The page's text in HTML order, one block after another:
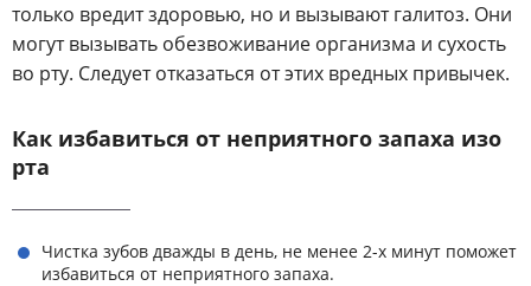
только вредит здоровью, но и вызывают галитоз. Они
могут вызывать обезвоживание организма и сухость
во рту. Следует отказаться от этих вредных привычек.
Как избавиться от неприятного запаха изо
рта
Чистка зубов дважды в день, не менее 2-х минут поможет
избавиться от неприятного запаха.